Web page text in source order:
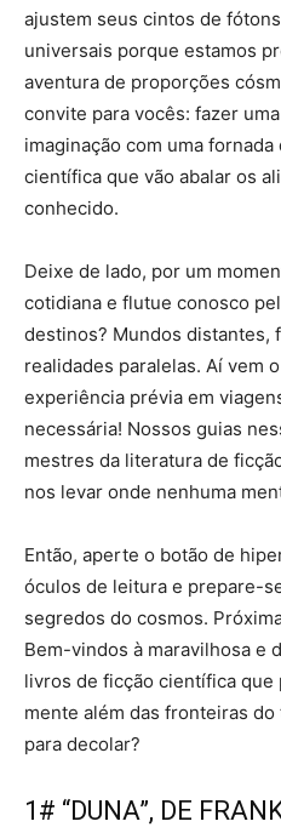
ajustem seus cintos de
universais porque estamos
aventura de proporções
convite para vocês: fazer
imaginação com uma
científica que vão abalar os
conhecido.
Deixe de lado, por um
cotidiana e flutue conosco
destinos? Mundos distantes,
realidades paralelas. Aí vem
experiência prévia em
necessária! Nossos guias
mestres da literatura de
nos levar onde nenhuma
Então, aperte o botão de
óculos de leitura e prepare-
segredos do cosmos.
Bem-vindos à maravilhosa e
livros de ficção científica
mente além das fronteiras
para decolar?
1# “DUNA”, DE